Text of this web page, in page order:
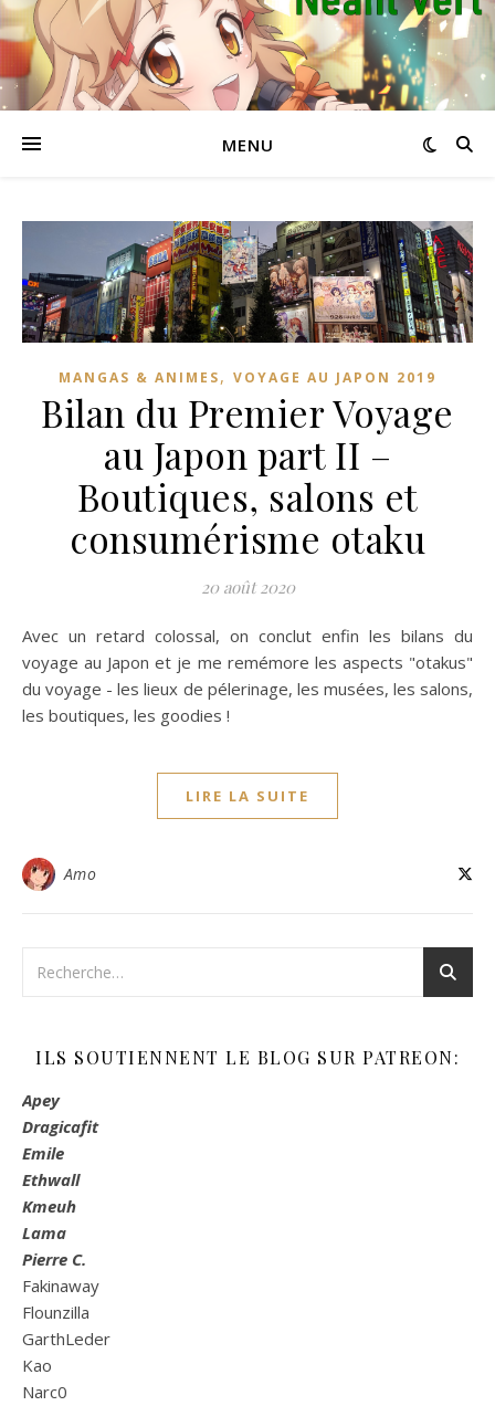
MENU
MANGAS & ANIMES, VOYAGE AU JAPON 2019
Bilan du Premier Voyage
au Japon part II –
Boutiques, salons et
consumérisme otaku
20 août 2020
Avec un retard colossal, on conclut enfin les bilans du
voyage au Japon et je me remémore les aspects "otakus"
du voyage - les lieux de pélerinage, les musées, les salons,
les boutiques, les goodies !
LIRE LA SUITE
Amo
ILS SOUTIENNENT LE BLOG SUR PATREON:
Apey
Dragicafit
Emile
Ethwall
Kmeuh
Lama
Pierre C.
Fakinaway
Flounzilla
GarthLeder
Kao
Narc0